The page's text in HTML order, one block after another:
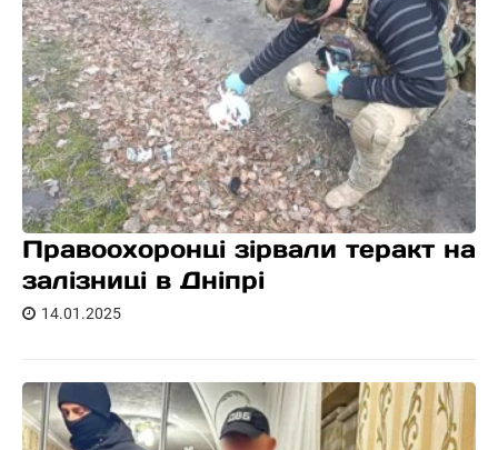
Правоохоронці зірвали теракт на
залізниці в Дніпрі
14.01.2025